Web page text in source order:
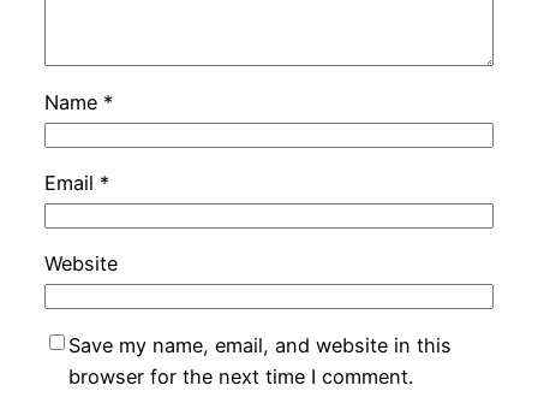
Name *
Email *
Website
Save my name, email, and website in this
browser for the next time I comment.